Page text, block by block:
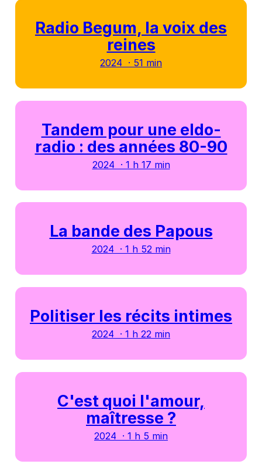
Radio Begum, la voix des
reines
2024 · 51 min
Tandem pour une eldo-
radio : des années 80-90
2024 · 1 h 17 min
La bande des Papous
2024 · 1 h 52 min
Politiser les récits intimes
2024 · 1 h 22 min
C'est quoi l'amour,
maîtresse ?
2024 · 1 h 5 min